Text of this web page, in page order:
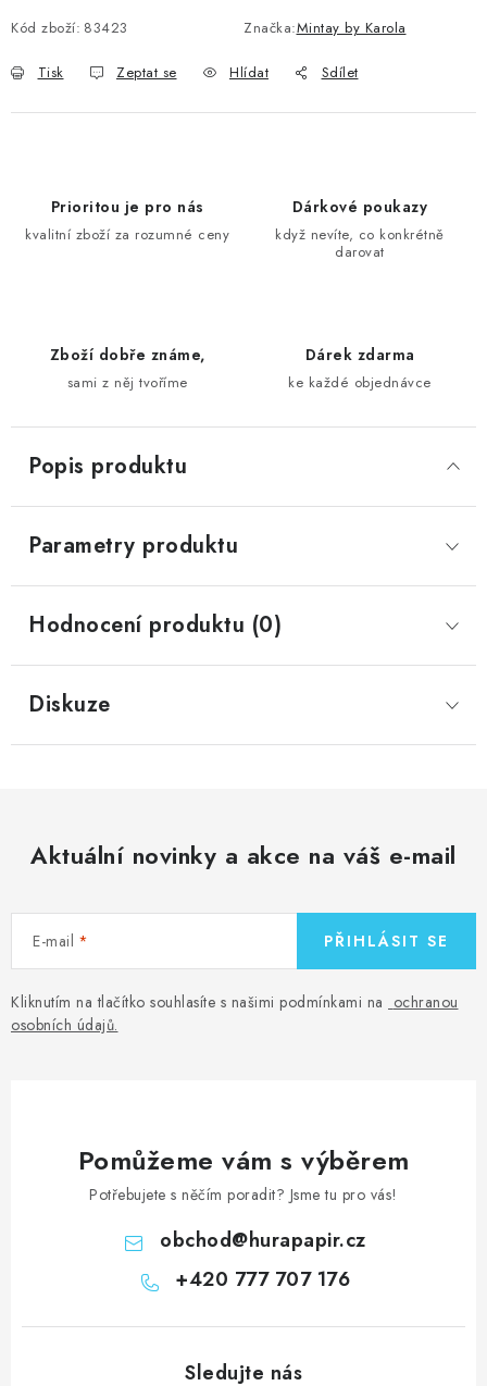
Kód zboží: 83423 Značka:Mintay by Karola
Tisk Zeptat se Hlídat Sdílet
Prioritou je pro nás
kvalitní zboží za rozumné ceny
Dárkové poukazy
když nevíte, co konkrétně
darovat
Zboží dobře známe,
sami z něj tvoříme
Dárek zdarma
ke každé objednávce
Popis produktu
Parametry produktu
Hodnocení produktu (0)
Diskuze
Aktuální novinky a akce na váš e-mail
E-mail
Kliknutím na tlačítko souhlasíte s našimi podmínkami na ochranou
osobních údajů.
PŘIHLÁSIT SE
Pomůžeme vám s výběrem
Potřebujete s něčím poradit? Jsme tu pro vás!
obchod@hurapapir.cz
+420 777 707 176